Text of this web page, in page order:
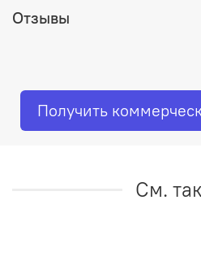
Отзывы
Получить
См.